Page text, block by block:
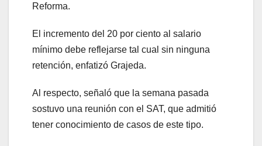
Reforma.
El incremento del 20 por ciento al salario
mínimo debe reflejarse tal cual sin ninguna
retención, enfatizó Grajeda.
Al respecto, señaló que la semana pasada
sostuvo una reunión con el SAT, que admitió
tener conocimiento de casos de este tipo.